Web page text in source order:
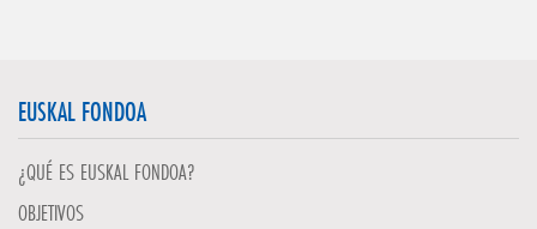
EUSKAL FONDOA
¿QUÉ ES EUSKAL FONDOA?
OBJETIVOS